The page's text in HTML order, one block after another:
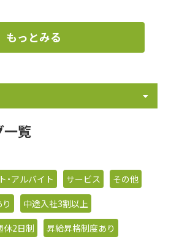
もっとみる
一覧
・アルバイト サービス
その他
中途入社3割以上
休2日制
昇給昇格制度あり